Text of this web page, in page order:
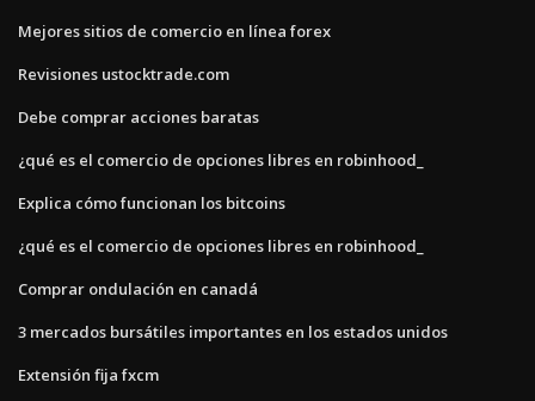
Mejores sitios de comercio en línea forex
Revisiones ustocktrade.com
Debe comprar acciones baratas
¿qué es el comercio de opciones libres en robinhood_
Explica cómo funcionan los bitcoins
¿qué es el comercio de opciones libres en robinhood_
Comprar ondulación en canadá
3 mercados bursátiles importantes en los estados unidos
Extensión fija fxcm